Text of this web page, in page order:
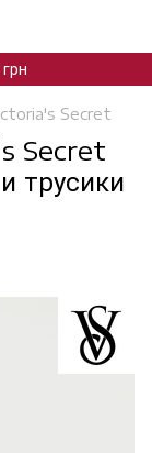
Secret
Secret
трусики